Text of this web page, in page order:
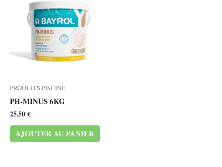
PRODUITS PISCINE
PH-MINUS 6KG
25,50€
AJOUTER AU PANIER